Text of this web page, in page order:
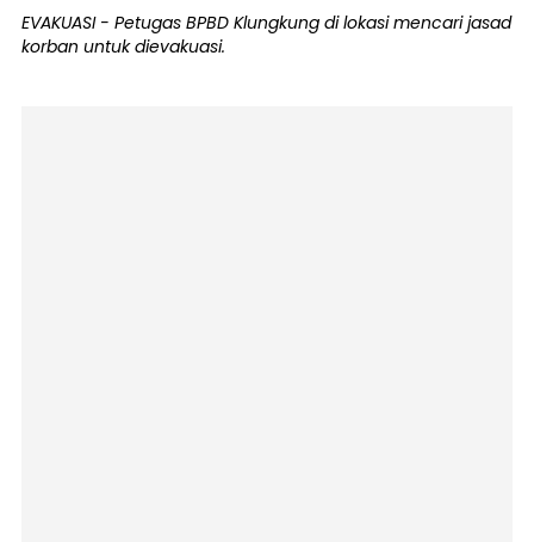
EVAKUASI - Petugas BPBD Klungkung di lokasi mencari jasad
korban untuk dievakuasi.